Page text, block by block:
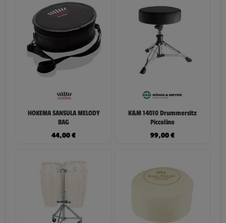
HOKEMA SANSULA MELODY
BAG
44,00€
K&M 14010 Drummersitz
Piccolino
99,00€